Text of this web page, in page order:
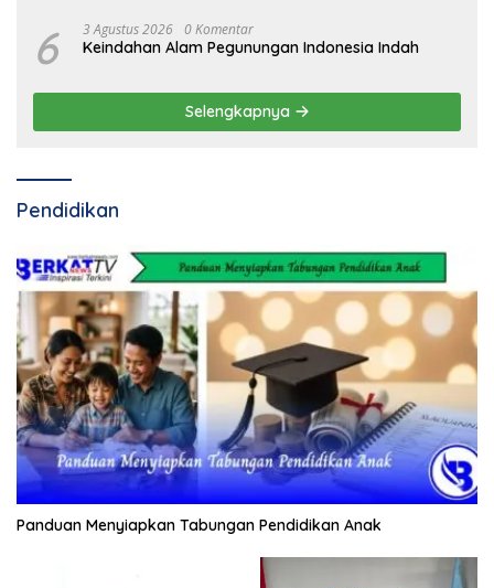
6 3 Agustus 2026 0 Komentar
Keindahan Alam Pegunungan Indonesia Indah
Selengkapnya
Pendidikan
Panduan Menyiapkan Tabungan Pendidikan Anak